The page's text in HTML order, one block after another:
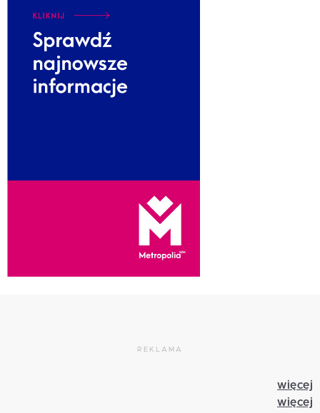
REKLAMA
więcej
więcej